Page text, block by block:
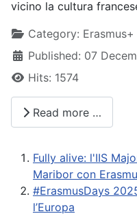
vicino la cultura
DetailsCategory: Erasmus+
Published: 07
Hits: 1574
Read more …
Fully alive: l'IIS
Maribor con
#ErasmusDays
l’Europa